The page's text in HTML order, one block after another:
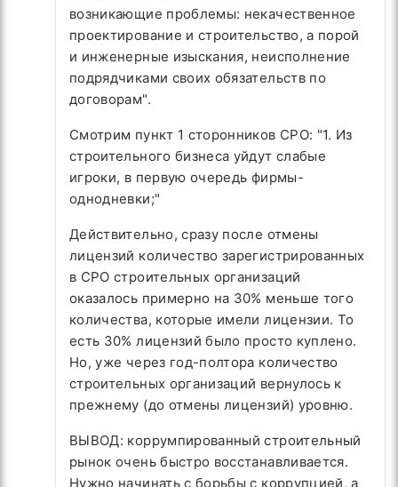
возникающие проблемы: некачественное
проектирование и строительство, а порой
и инженерные изыскания, неисполнение
подрядчиками своих обязательств по
договорам".
Смотрим пункт 1 сторонников СРО: "1. Из
строительного бизнеса уйдут слабые
игроки, в первую очередь фирмы-
однодневки;"
Действительно, сразу после отмены
лицензий количество зарегистрированных
в СРО строительных организаций
оказалось примерно на 30% меньше того
количества, которые имели лицензии. То
есть 30% лицензий было просто куплено.
Но, уже через год-полтора количество
строительных организаций вернулось к
прежнему (до отмены лицензий) уровню.
ВЫВОД: коррумпированный строительный
рынок очень быстро восстанавливается.
Нужно начинать с борьбы с коррупцией, а